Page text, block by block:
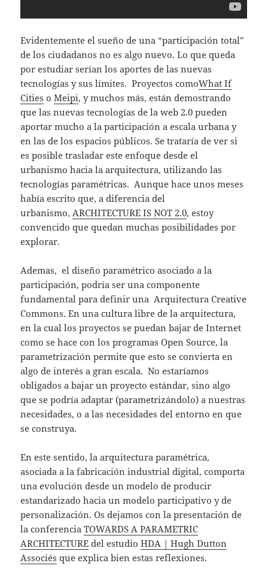
Evidentemente el sueño de una “participación total”
de los ciudadanos no es algo nuevo. Lo que queda
por estudiar serían los aportes de las nuevas
tecnologías y sus límites. Proyectos comoWhat If
Cities oMeipi, y muchos más, están demostrando
que las nuevas tecnologías de la web 2.0 pueden
aportar mucho a la participación a escala urbana y
en las de los espacios públicos. Se trataría de ver si
es posible trasladar este enfoque desde el
urbanismo hacia la arquitectura, utilizando las
tecnologías paramétricas. Aunque hace unos meses
había escrito que, a diferencia del
urbanismo, ARCHITECTURE IS NOT 2.0, estoy
convencido que quedan muchas posibilidades por
explorar.
Ademas, el diseño paramétrico asociado a la
participación, podría ser una componente
fundamental para definir una Arquitectura Creative
Commons. En una cultura libre de la arquitectura,
en la cual los proyectos se puedan bajar de Internet
como se hace con los programas Open Source, la
parametrización permite que esto se convierta en
algo de interés a gran escala. No estaríamos
obligados a bajar un proyecto estándar, sino algo
que se podría adaptar (parametrizándolo) a nuestras
necesidades, o a las necesidades del entorno en que
se construya.
En este sentido, la arquitectura paramétrica,
asociada a la fabricación industrial digital, comporta
una evolución desde un modelo de producir
estandarizado hacia un modelo participativo y de
personalización. Os dejamos con la presentación de
la conferenciaTOWARDS A PARAMETRIC
ARCHITECTURE del estudioHDA | Hugh Dutton
Associés que explica bien estas reflexiones.